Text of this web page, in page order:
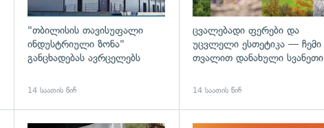
"თბილისის თავისუფალი
ინდუსტრიული ზონა"
განცხადებას ავრცელებს
14 საათის წინ
ცვალებადი ფერები და
უცვლელი ესთეტიკა — ჩემი
თვალით დანახული სვანეთი
14 საათის წინ